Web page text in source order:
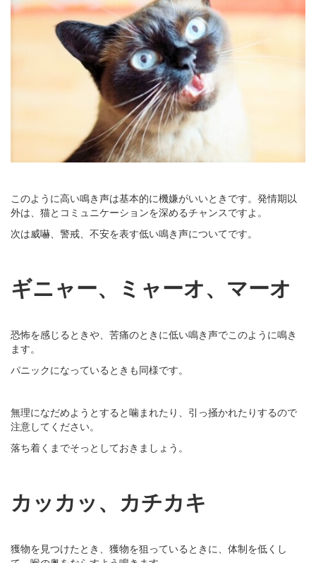
このように高い鳴き声は基本的に機嫌がいいときです。発情期以
外は、猫とコミュニケーションを深めるチャンスですよ。
次は威嚇、警戒、不安を表す低い鳴き声についてです。
ギニャー、ミャーオ、マーオ
恐怖を感じるときや、苦痛のときに低い鳴き声でこのように鳴き
ます。
パニックになっているときも同様です。
無理になだめようとすると噛まれたり、引っ掻かれたりするので
注意してください。
落ち着くまでそっとしておきましょう。
カッカッ、カチカキ
獲物を見つけたとき、獲物を狙っているときに、体制を低くし